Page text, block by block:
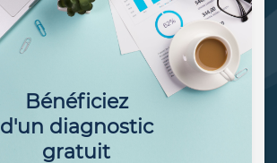
Bénéficiez
d'un diagnostic
gratuit